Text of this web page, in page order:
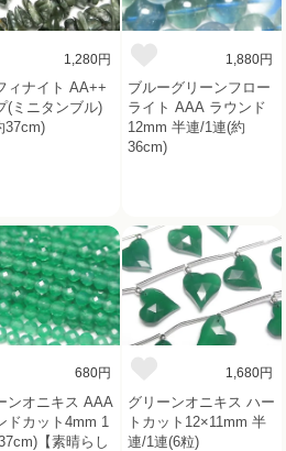
1,280円
ィナイト AA++
(ミニタンブル)
37cm)
1,880円
ブルーグリーンフロー
ライト AAA ラウンド
12mm 半連/1連(約
36cm)
680円
ンオニキス AAA
ドカット4mm 1
【素晴らし
1,680円
グリーンオニキス ハー
トカット12×11mm 半
連/1連(6粒)